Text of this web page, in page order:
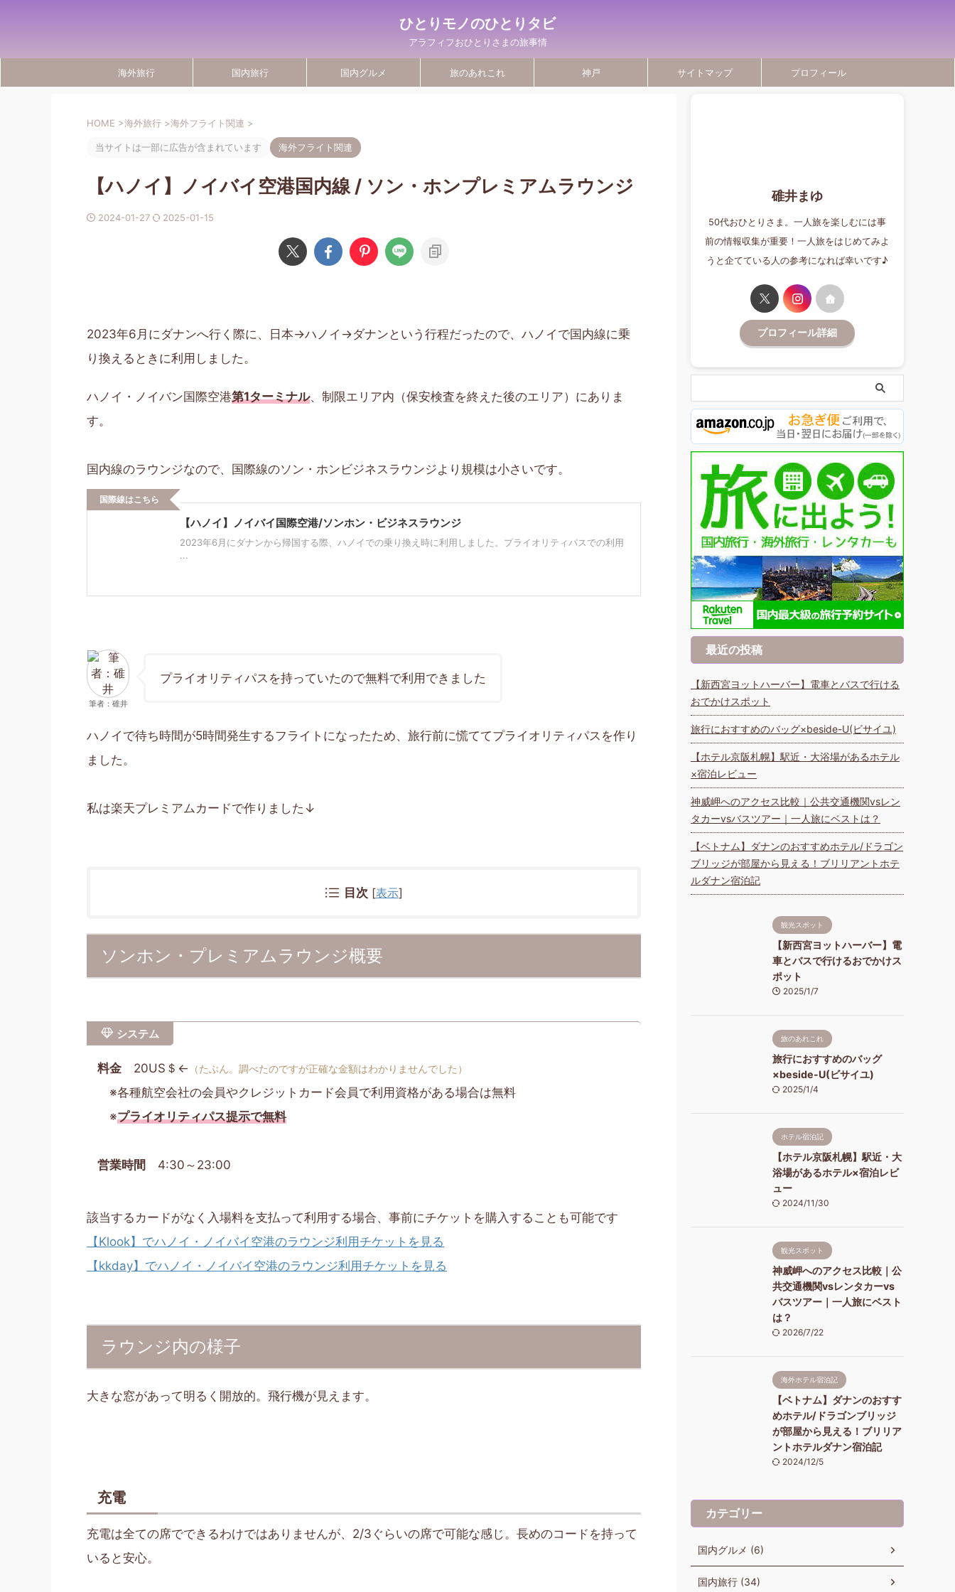
ひとりモノのひとりタビ
アラフィフおひとりさまの旅事情
海外旅行 国内旅行 国内グルメ 旅のあれこれ 神戸 サイトマップ プロフィール
HOME >海外旅行 >海外フライト関連 >
当サイトは一部に広告が含まれています 海外フライト関連
【ハノイ】ノイバイ空港国内線 / ソン・ホンプレミアムラウンジ
2024-01-27 2025-01-15
2023年6月にダナンへ行く際に、日本→ハノイ→ダナンという行程だったので、ハノイで国内線に乗
り換えるときに利用しました。
ハノイ・ノイバン国際空港第1ターミナル、制限エリア内（保安検査を終えた後のエリア）にありま
す。
国内線のラウンジなので、国際線のソン・ホンビジネスラウンジより規模は小さいです。
国際線はこちら
【ハノイ】ノイバイ国際空港/ソンホン・ビジネスラウンジ
2023年6月にダナンから帰国する際、ハノイでの乗り換え時に利用しました。プライオリティパスでの利用
...
筆者：碓井
プライオリティパスを持っていたので無料で利用できました
ハノイで待ち時間が5時間発生するフライトになったため、旅行前に慌ててプライオリティパスを作り
ました。
私は楽天プレミアムカードで作りました↓
目次 [表示]
ソンホン・プレミアムラウンジ概要
システム
料金 20US＄← （たぶん。調べたのですが正確な金額はわかりませんでした）
※各種航空会社の会員やクレジットカード会員で利用資格がある場合は無料
※プライオリティパス提示で無料
営業時間 4:30～23:00
該当するカードがなく入場料を支払って利用する場合、事前にチケットを購入することも可能です
【Klook】でハノイ・ノイバイ空港のラウンジ利用チケットを見る
【kkday】でハノイ・ノイバイ空港のラウンジ利用チケットを見る
ラウンジ内の様子
大きな窓があって明るく開放的。飛行機が見えます。
充電
充電は全ての席でできるわけではありませんが、2/3ぐらいの席で可能な感じ。長めのコードを持って
いると安心。
碓井まゆ
50代おひとりさま。一人旅を楽しむには事
前の情報収集が重要！一人旅をはじめてみよ
うと企てている人の参考になれば幸いです♪
プロフィール詳細
最近の投稿
【新西宮ヨットハーバー】電車とバスで行ける
おでかけスポット
旅行におすすめのバッグ×beside-U(ビサイユ)
【ホテル京阪札幌】駅近・大浴場があるホテル
×宿泊レビュー
神威岬へのアクセス比較｜公共交通機関vsレン
タカーvsバスツアー｜一人旅にベストは？
【ベトナム】ダナンのおすすめホテル/ドラゴン
ブリッジが部屋から見える！ブリリアントホテ
ルダナン宿泊記
観光スポット
【新西宮ヨットハーバー】電
車とバスで行けるおでかけス
ポット
2025/1/7
旅のあれこれ
旅行におすすめのバッグ
×beside-U(ビサイユ)
2025/1/4
ホテル宿泊記
【ホテル京阪札幌】駅近・大
浴場があるホテル×宿泊レビ
ュー
2024/11/30
観光スポット
神威岬へのアクセス比較｜公
共交通機関vsレンタカーvs
バスツアー｜一人旅にベスト
は？
2026/7/22
海外ホテル宿泊記
【ベトナム】ダナンのおすす
めホテル/ドラゴンブリッジ
が部屋から見える！ブリリア
ントホテルダナン宿泊記
2024/12/5
カテゴリー
国内グルメ (6)
国内旅行 (34)